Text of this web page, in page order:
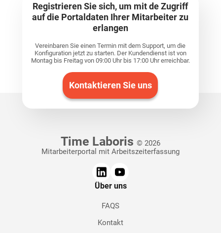
Registrieren Sie sich, um mit de Zugriff
auf die Portaldaten Ihrer Mitarbeiter zu
erlangen
Vereinbaren Sie einen Termin mit dem Support, um die
Konfiguration jetzt zu starten. Der Kundendienst ist von
Montag bis Freitag von 09:00 Uhr bis 17:00 Uhr erreichbar.
Kontaktieren Sie uns
Time Laboris © 2026
Mitarbeiterportal mit Arbeitszeiterfassung
Über uns
FAQS
Kontakt